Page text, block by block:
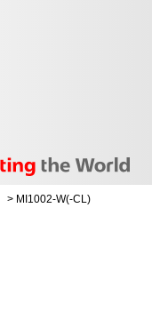
> MI1002-W(-CL)